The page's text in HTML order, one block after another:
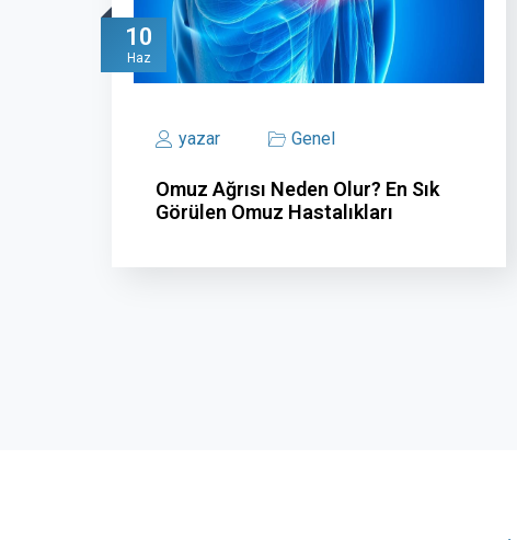
10
Haz
yazar Genel
Omuz Ağrısı Neden Olur? En Sık
Görülen Omuz Hastalıkları